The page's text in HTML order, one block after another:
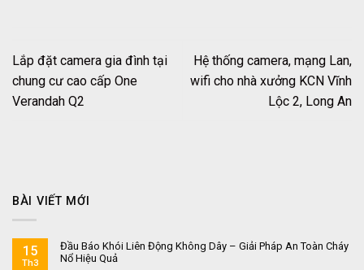
Lắp đặt camera gia đình tại
chung cư cao cấp One
Verandah Q2
Hệ thống camera, mạng Lan,
wifi cho nhà xưởng KCN Vĩnh
Lộc 2, Long An
BÀI VIẾT MỚI
15
Th3
Đầu Báo Khói Liên Động Không Dây – Giải Pháp An Toàn Cháy
Nổ Hiệu Quả